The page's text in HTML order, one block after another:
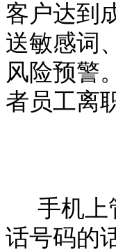
客户达到
送敏感词
风险预警
者员工离
手机上
话号码的